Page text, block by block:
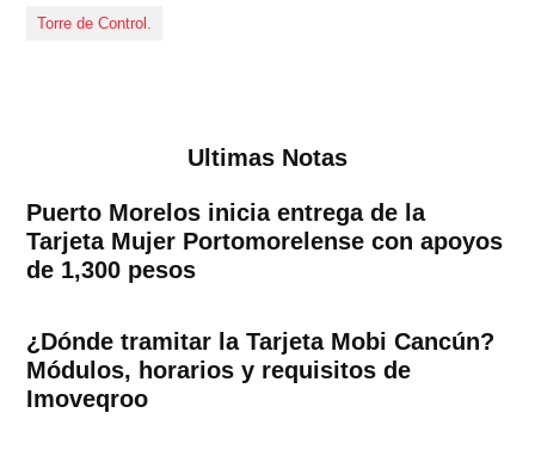
Torre de Control.
Ultimas Notas
Puerto Morelos inicia entrega de la
Tarjeta Mujer Portomorelense con apoyos
de 1,300 pesos
¿Dónde tramitar la Tarjeta Mobi Cancún?
Módulos, horarios y requisitos de
Imoveqroo